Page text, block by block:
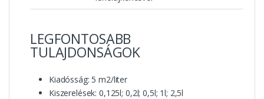
LEGFONTOSABB
TULAJDONSÁGOK
Kiadósság: 5 m2/liter
Kiszerelések: 0,125l; 0,2l; 0,5l; 1l; 2,5l